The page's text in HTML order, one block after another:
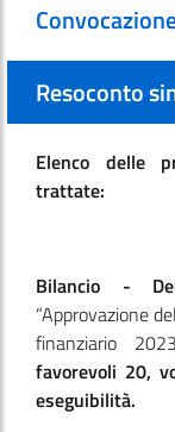
Resoconto
Elenco delle
trattate:
Bilancio -
“Approvazione
finanziario
favorevoli 20,
eseguibilità.